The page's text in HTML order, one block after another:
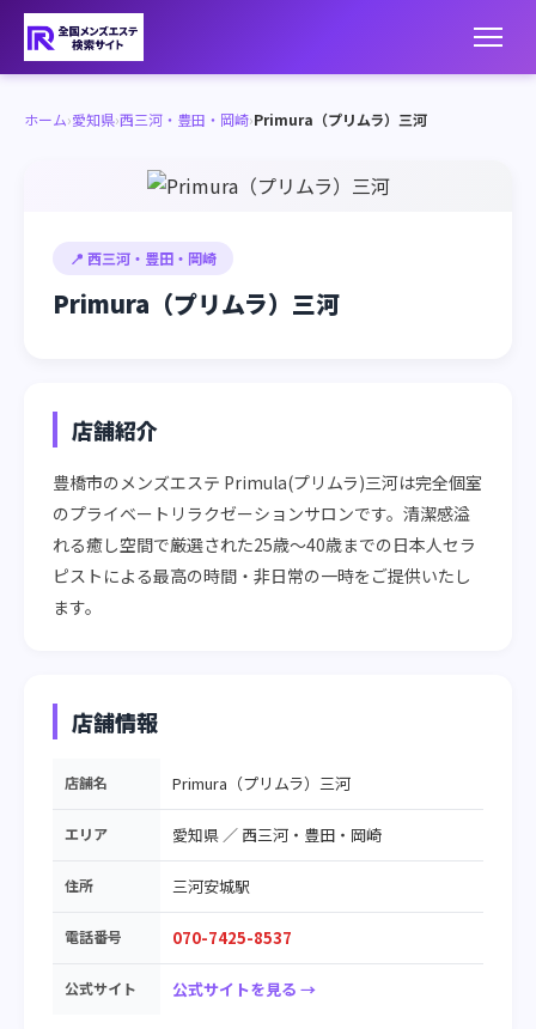
ホーム›愛知県›西三河・豊田・岡崎›Primura（プリムラ）三河
📍 西三河・豊田・岡崎
Primura（プリムラ）三河
店舗紹介
豊橋市のメンズエステ Primula(プリムラ)三河は完全個室
のプライベートリラクゼーションサロンです。清潔感溢
れる癒し空間で厳選された25歳～40歳までの日本人セラ
ピストによる最高の時間・非日常の一時をご提供いたし
ます。
店舗情報
店舗名 Primura（プリムラ）三河
エリア 愛知県 ／ 西三河・豊田・岡崎
住所 三河安城駅
電話番号 070-7425-8537
公式サイト 公式サイトを見る →